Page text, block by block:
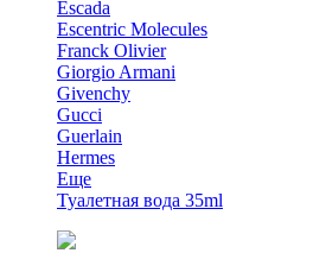
Escada
Escentric Molecules
Franck Olivier
Giorgio Armani
Givenchy
Gucci
Guerlain
Hermes
Еще
Туалетная вода 35ml